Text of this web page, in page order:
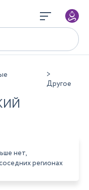
Другое
нет,
регионах